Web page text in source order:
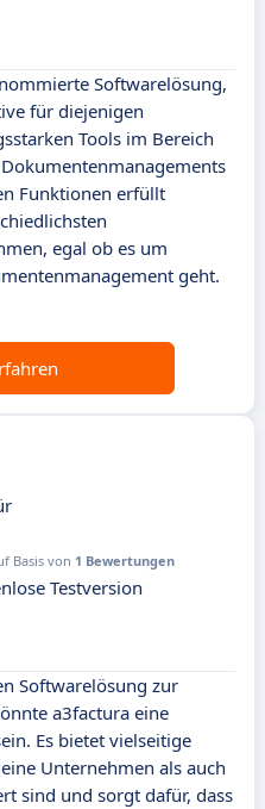
Softwarelösung,
für diejenigen
Tools im Bereich
Funktionen erfüllt
egal ob es um
geht.
Basis von 1 Bewertungen
Testversion
Softwarelösung zur
a3factura eine
Es bietet vielseitige
Unternehmen als auch
sind und sorgt dafür, dass